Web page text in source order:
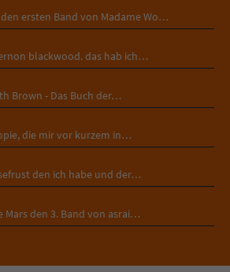
ersten Band von Madame Wo…
blackwood. das hab ich…
Brown - Das Buch der…
die mir vor kurzem in…
den ich habe und der…
Mars den 3. Band von asrai…